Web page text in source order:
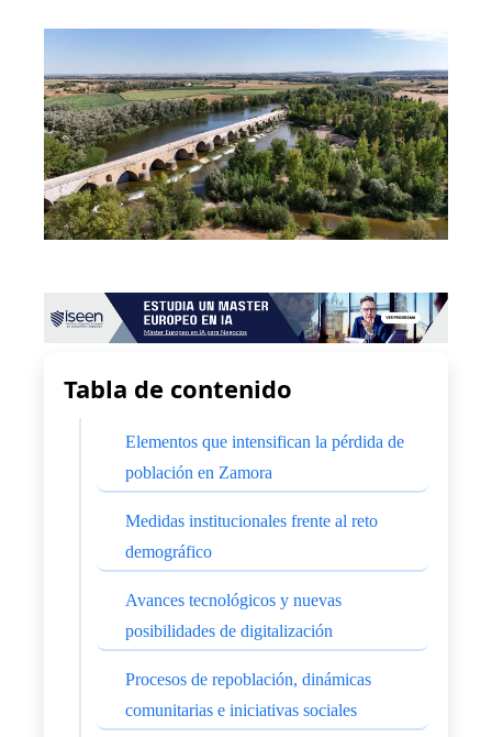
Tabla de contenido
Elementos que intensifican la pérdida de
población en Zamora
Medidas institucionales frente al reto
demográfico
Avances tecnológicos y nuevas
posibilidades de digitalización
Procesos de repoblación, dinámicas
comunitarias e iniciativas sociales